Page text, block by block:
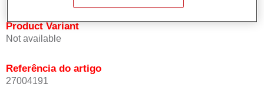
Product Variant
Not available
Referência do artigo
27004191